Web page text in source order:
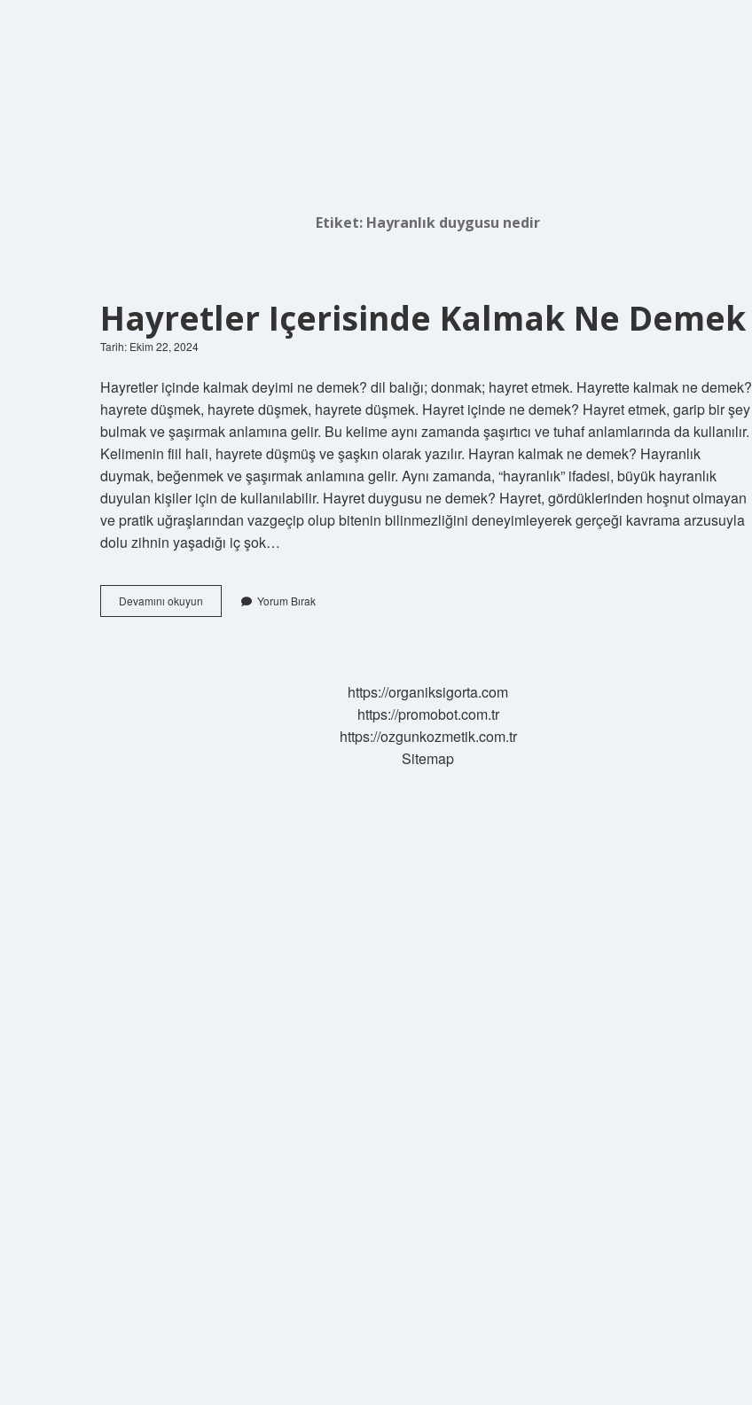
Etiket: Hayranlık duygusu nedir
Hayretler Içerisinde Kalmak Ne Demek
Tarih: Ekim 22, 2024
Hayretler içinde kalmak deyimi ne demek? dil balığı; donmak; hayret etmek. Hayrette kalmak ne demek?
hayrete düşmek, hayrete düşmek, hayrete düşmek. Hayret içinde ne demek? Hayret etmek, garip bir şey
bulmak ve şaşırmak anlamına gelir. Bu kelime aynı zamanda şaşırtıcı ve tuhaf anlamlarında da kullanılır.
Kelimenin fiil hali, hayrete düşmüş ve şaşkın olarak yazılır. Hayran kalmak ne demek? Hayranlık
duymak, beğenmek ve şaşırmak anlamına gelir. Aynı zamanda, “hayranlık” ifadesi, büyük hayranlık
duyulan kişiler için de kullanılabilir. Hayret duygusu ne demek? Hayret, gördüklerinden hoşnut olmayan
ve pratik uğraşlarından vazgeçip olup bitenin bilinmezliğini deneyimleyerek gerçeği kavrama arzusuyla
dolu zihnin yaşadığı iç şok…
Devamını okuyun Hayretler
Içerisinde
Yorum Bırak
https://organiksigorta.com
https://promobot.com.tr
https://ozgunkozmetik.com.tr
Sitemap